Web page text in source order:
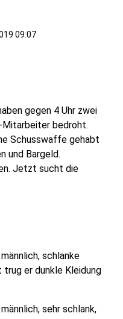
09:07
gegen 4 Uhr zwei
Mitarbeiter bedroht.
Schusswaffe gehabt
und Bargeld.
Jetzt sucht die
schlanke
trug er dunkle Kleidung
sehr schlank,